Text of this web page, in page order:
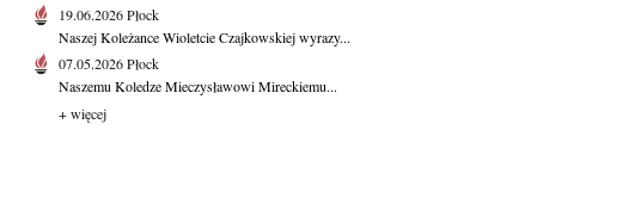
19.06.2026Płock
Naszej Koleżance Wioletcie Czajkowskiej wyrazy...
07.05.2026Płock
Naszemu Koledze Mieczysławowi Mireckiemu...
+ więcej